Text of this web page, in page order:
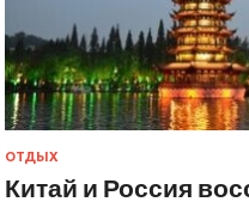
ОТДЫХ
Китай и Россия